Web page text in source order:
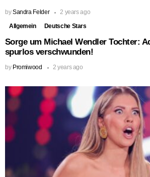
bySandra Felder
2 years ago
Allgemein
Deutsche Stars
Sorge um Michael Wendler Tochter:
spurlos verschwunden!
by Promiwood 2 years ago